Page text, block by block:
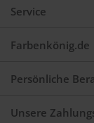
Service
Farbenkönig.de
Persönliche
Unsere